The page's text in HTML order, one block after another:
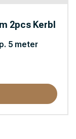
2pcs Kerbl
5 meter